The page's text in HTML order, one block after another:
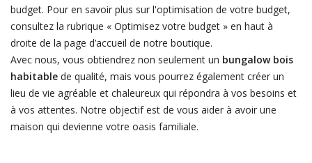
budget. Pour en savoir plus sur l'optimisation de votre budget,
consultez la rubrique « Optimisez votre budget » en haut à
droite de la page d’accueil de notre boutique.
Avec nous, vous obtiendrez non seulement un bungalow bois
habitablede qualité, mais vous pourrez également créer un
lieu de vie agréable et chaleureux qui répondra à vos besoins et
à vos attentes. Notre objectif est de vous aider à avoir une
maison qui devienne votre oasis familiale.